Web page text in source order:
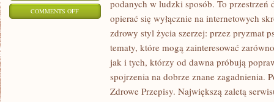
COMMENTS OFFON
MOTYWACJA
podanych w ludzki sposób. To
opierać się wyłącznie na internetowych
zdrowy styl życia szerzej: przez pryzmat
tematy, które mogą zainteresować
jak i tych, którzy od dawna próbują
spojrzenia na dobrze znane zagadnienia.
Zdrowe Przepisy. Największą zaletą